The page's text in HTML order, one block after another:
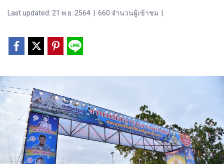
Last updated: 21 พ.ย. 2564 660 จำนวนผู้เข้าชม